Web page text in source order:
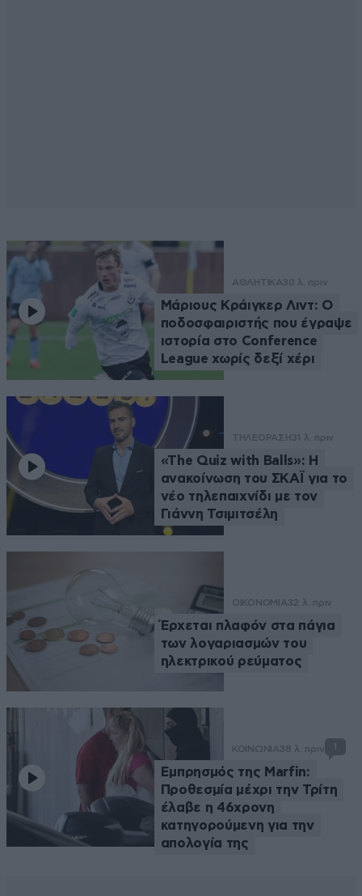
ΑΘΛΗΤΙΚΑ30 λ. πριν
Μάριους Κράιγκερ Λιντ: Ο
ποδοσφαιριστής που έγραψε
ιστορία στο Conference
League χωρίς δεξί χέρι
ΤΗΛΕΟΡΑΣΗ31 λ. πριν
«The Quiz with Balls»: Η
ανακοίνωση του ΣΚΑΪ για το
νέο τηλεπαιχνίδι με τον
Γιάννη Τσιμιτσέλη
ΟΙΚΟΝΟΜΙΑ32 λ. πριν
Έρχεται πλαφόν στα πάγια
των λογαριασμών του
ηλεκτρικού ρεύματος
ΚΟΙΝΩΝΙΑ38 λ. πριν 1
Εμπρησμός της Marfin:
Προθεσμία μέχρι την Τρίτη
έλαβε η 46χρονη
κατηγορούμενη για την
απολογία της